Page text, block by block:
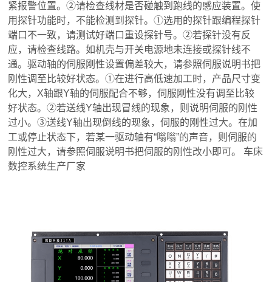
紧报警位置。②请检查线材是否碰触到跑线的感应装置。使
用探针功能时，不能检测到探针。①选用的探针跟编程探针
端口不一致，请测试好端口重设探针号。②若探针没有反
应，请检查线路。如机壳与开关电源地未连接或探针线不
通。驱动轴的伺服刚性设置偏差较大，请参照伺服说明书把
刚性调至比较好状态。①在进行高低速加工时，产品尺寸变
化大，X轴跟Y轴的伺服配合不够，伺服刚性没有调至比较
好状态。②若送线Y轴出现冒线的现象，则说明伺服的刚性
过小。③送线Y轴出现倒线的现象，伺服的刚性过大。在加
工或停止状态下，若某一驱动轴有“嗡嗡”的声音，则伺服的
刚性过大，请参照伺服说明书把伺服的刚性改小即可。 车床
数控系统生产厂家